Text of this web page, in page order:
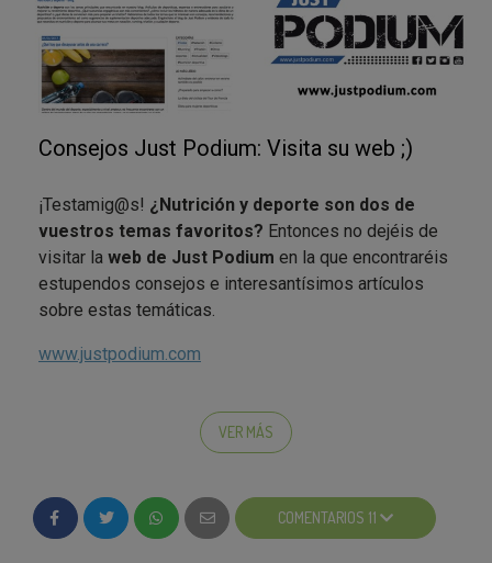
Consejos Just Podium: Visita su web ;)
¡Testamig@s! ¿Nutrición y deporte son dos de
vuestros temas favoritos? Entonces no dejéis de
visitar la web de Just Podium en la que encontraréis
estupendos consejos e interesantísimos artículos
sobre estas temáticas.
www.justpodium.com
prueba de esfuerzo? ¿Creéis que las
son más saludables? ¿Conocéis el
la suficiente importancia a loshidratos de carbono
en vuestro entrenamiento? Estos y otros temas los
VER MÁS
COMENTARIOS 11